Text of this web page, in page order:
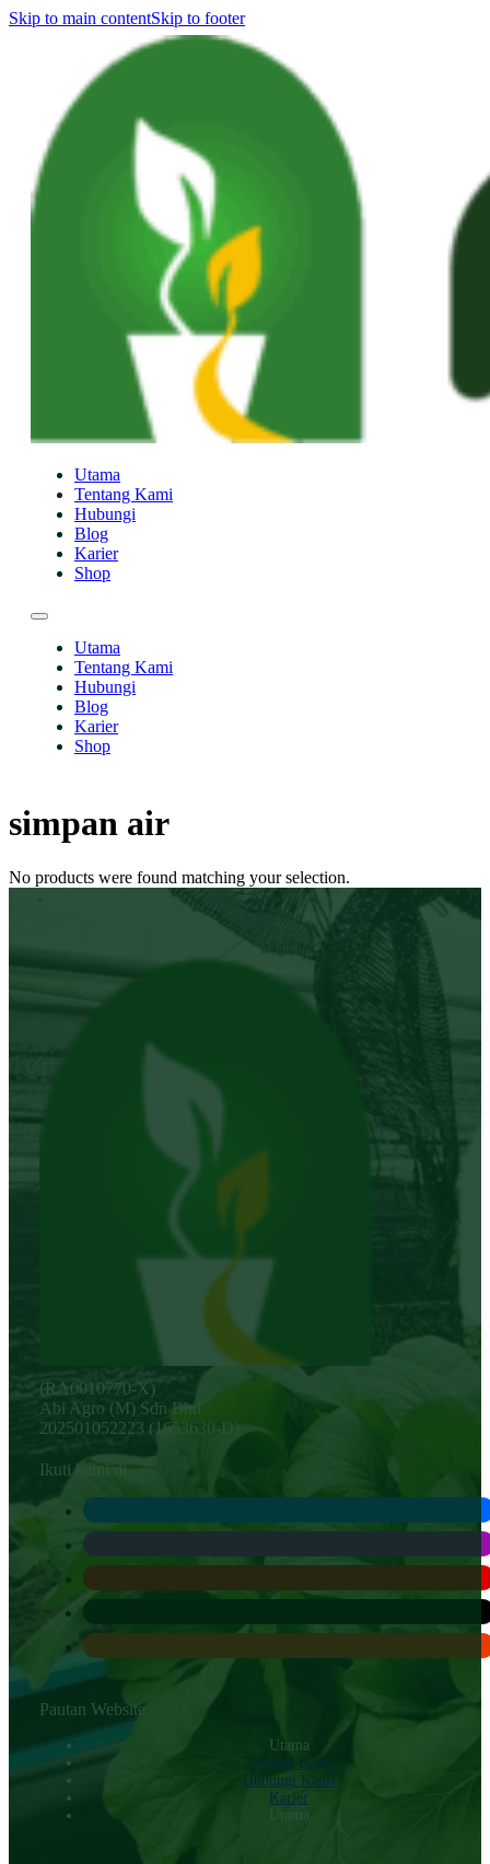
Skip to main contentSkip to footer
Utama
Tentang Kami
Hubungi
Blog
Karier
Shop
Utama
Tentang Kami
Hubungi
Blog
Karier
Shop
simpan air
No products were found matching your selection.
(RA0010770-X)
Abi Agro (M) Sdn Bhd
202501052223 (1653630-D)
Ikuti kami di
Pautan Website
Utama
Tentang Kami
Hubungi KamI
Karier
Utama